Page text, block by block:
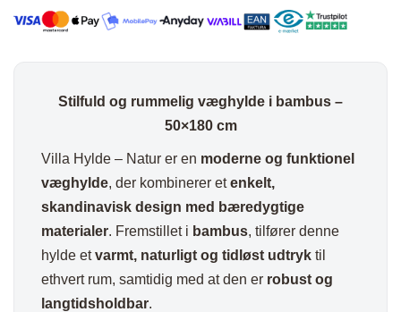
Stilfuld og rummelig væghylde i bambus –
50×180 cm
Villa Hylde – Natur er en moderne og funktionel
væghylde, der kombinerer etenkelt,
skandinavisk design med bæredygtige
materialer. Fremstillet i bambus, tilfører denne
hylde etvarmt, naturligt og tidløst udtryk til
ethvert rum, samtidig med at den er robust og
langtidsholdbar.